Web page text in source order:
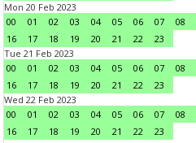
Mon 20 Feb 2023
00
01 02 03 04 05 06 07 08
16
17 18 19 20 21 22
23
Tue 21 Feb 2023
00
01 02 03 04 05 06 07 08
16
17 18 19 20 21 22
23
Wed 22 Feb 2023
00
01 02 03 04 05 06 07 08
16
17 18 19 20 21 22
23